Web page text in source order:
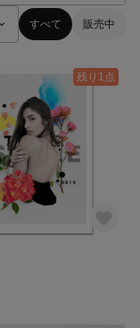
すべて 販売中
残り1点